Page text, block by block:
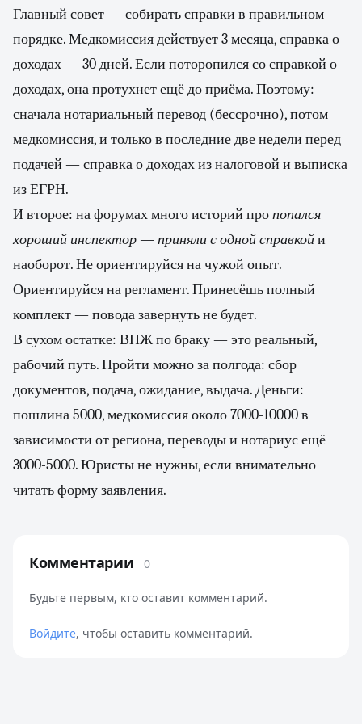
Главный совет — собирать справки в правильном
порядке. Медкомиссия действует 3 месяца, справка о
доходах — 30 дней. Если поторопился со справкой о
доходах, она протухнет ещё до приёма. Поэтому:
сначала нотариальный перевод (бессрочно), потом
медкомиссия, и только в последние две недели перед
подачей — справка о доходах из налоговой и выписка
из ЕГРН.
И второе: на форумах много историй пропопался
хороший инспектор — приняли с одной справкойи
наоборот. Не ориентируйся на чужой опыт.
Ориентируйся на регламент. Принесёшь полный
комплект — повода завернуть не будет.
В сухом остатке: ВНЖ по браку — это реальный,
рабочий путь. Пройти можно за полгода: сбор
документов, подача, ожидание, выдача. Деньги:
пошлина 5000, медкомиссия около 7000-10000 в
зависимости от региона, переводы и нотариус ещё
3000-5000. Юристы не нужны, если внимательно
читать форму заявления.
Комментарии 0
Будьте первым, кто оставит комментарий.
Войдите, чтобы оставить комментарий.